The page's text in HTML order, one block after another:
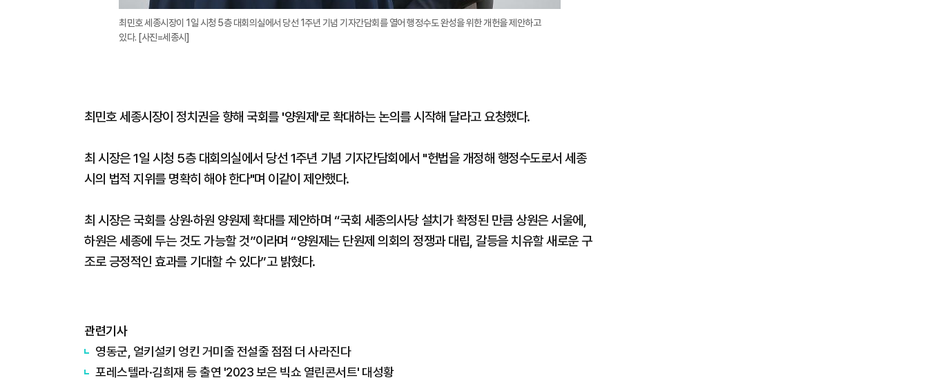
최민호 세종시장이 1일 시청 5층 대회의실에서 당선 1주년 기념 기자간담회를 열어 행정수도 완성을 위한 개헌을 제안하고
있다. [사진=세종시]
최민호 세종시장이 정치권을 향해 국회를 '양원제'로 확대하는 논의를 시작해 달라고 요청했다.
최 시장은 1일 시청 5층 대회의실에서 당선 1주년 기념 기자간담회에서 "헌법을 개정해 행정수도로서 세종
시의 법적 지위를 명확히 해야 한다"며 이같이 제안했다.
최 시장은 국회를 상원·하원 양원제 확대를 제안하며 “국회 세종의사당 설치가 확정된 만큼 상원은 서울에,
하원은 세종에 두는 것도 가능할 것”이라며 “양원제는 단원제 의회의 정쟁과 대립, 갈등을 치유할 새로운 구
조로 긍정적인 효과를 기대할 수 있다”고 밝혔다.
관련기사
영동군, 얼키설키 엉킨 거미줄 전설줄 점점 더 사라진다
포레스텔라·김희재 등 출연 '2023 보은 빅쇼 열린콘서트' 대성황